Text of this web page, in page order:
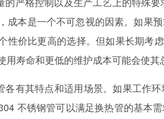
成本是一个不可忽视的因素。如果
性价比更高的选择。但如果长期考
寿命和更低的维护成本可能会使其
各有其特点和适用场景。如果工作
不锈钢管可以满足换热管的基本